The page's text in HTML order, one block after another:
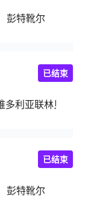
彭特靴尔
多利亚联林贝
已结束
彭特靴尔
已结束